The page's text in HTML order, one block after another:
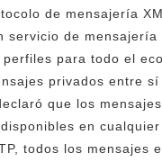
de mensajería
servicio de mensajería
para todo el
privados entre sí
que los
en
todos los mensajes